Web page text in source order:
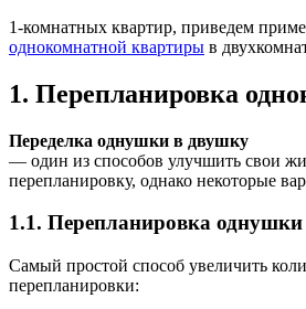
1-комнатных квартир, приведем
однокомнатной квартиры в
1. Перепланировка
Переделка однушки в двушку
— один из способов улучшить свои
перепланировку, однако некоторые
1.1. Перепланировка однушки
Самый простой способ увеличить
перепланировки: